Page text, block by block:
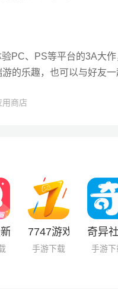
PC、PS等平台的3A大
的乐趣，也可以与好友一
用商店
版 7747游戏盒子
手游下载
奇异
手游下